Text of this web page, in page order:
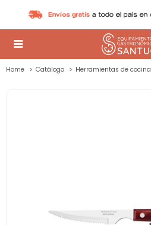

Home Catálogo Herramientas de cocina